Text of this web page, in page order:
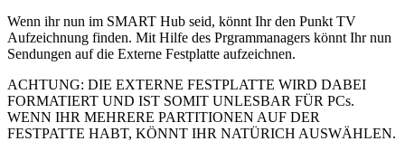
Wenn ihr nun im SMART Hub seid, könnt Ihr den Punkt TV
Aufzeichnung finden. Mit Hilfe des Prgrammanagers könnt Ihr nun
Sendungen auf die Externe Festplatte aufzeichnen.
ACHTUNG: DIE EXTERNE FESTPLATTE WIRD DABEI
FORMATIERT UND IST SOMIT UNLESBAR FÜR PCs.
WENN IHR MEHRERE PARTITIONEN AUF DER
FESTPATTE HABT, KÖNNT IHR NATÜRICH AUSWÄHLEN.